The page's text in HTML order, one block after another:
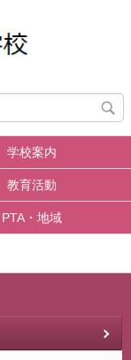
学校案内
教育活動
PTA・地域